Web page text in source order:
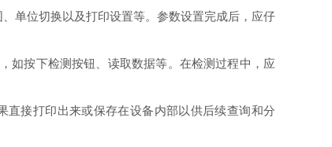
单位切换以及打印设置等。参数设置完成后，应仔
按下检测按钮、读取数据等。在检测过程中，应
接打印出来或保存在设备内部以供后续查询和分